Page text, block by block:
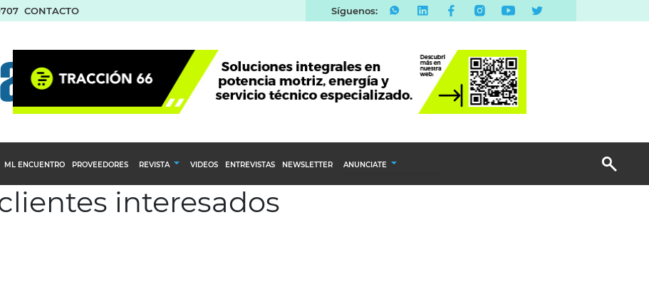
CONTACTO Síguenos:
y compras
ML ENCUENTRO PROVEEDORES REVISTA
Calendario Editorial
Ediciones Anteriores
VIDEOS ENTREVISTAS NEWSLETTER ANUNCIATE
interesados